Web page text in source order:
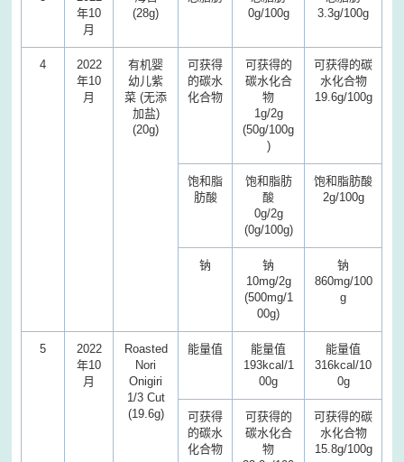
年10
月
(28g)
0g/100g
3.3g/100g
4
2022
年10
月
有机婴
幼儿紫
菜 (无添
加盐)
(20g)
可获得
的碳水
化合物
可获得的
碳水化合
物
1g/2g
(50g/100g
)
可获得的碳
水化合物
19.6g/100g
饱和脂
肪酸
饱和脂肪
酸
0g/2g
(0g/100g)
饱和脂肪酸
2g/100g
钠
钠
10mg/2g
(500mg/1
00g)
钠
860mg/100
g
5
2022
年10
月
Roasted
Nori
Onigiri
1/3 Cut
(19.6g)
能量值
能量值
193kcal/1
00g
能量值
316kcal/10
0g
可获得
的碳水
化合物
可获得的
碳水化合
物
可获得的碳
水化合物
15.8g/100g